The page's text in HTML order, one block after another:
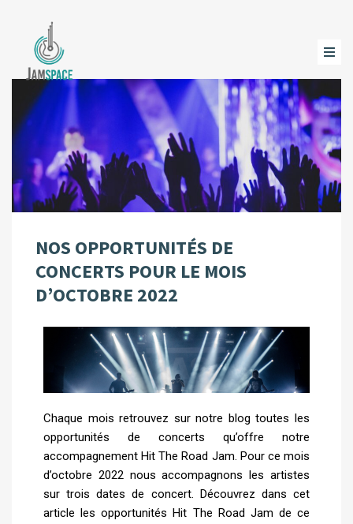
NOS OPPORTUNITÉS DE
CONCERTS POUR LE MOIS
D’OCTOBRE 2022
Chaque mois retrouvez sur notre blog toutes les
opportunités de concerts qu’offre notre
accompagnement Hit The Road Jam. Pour ce mois
d’octobre 2022 nous accompagnons les artistes
sur trois dates de concert. Découvrez dans cet
article les opportunités Hit The Road Jam de ce